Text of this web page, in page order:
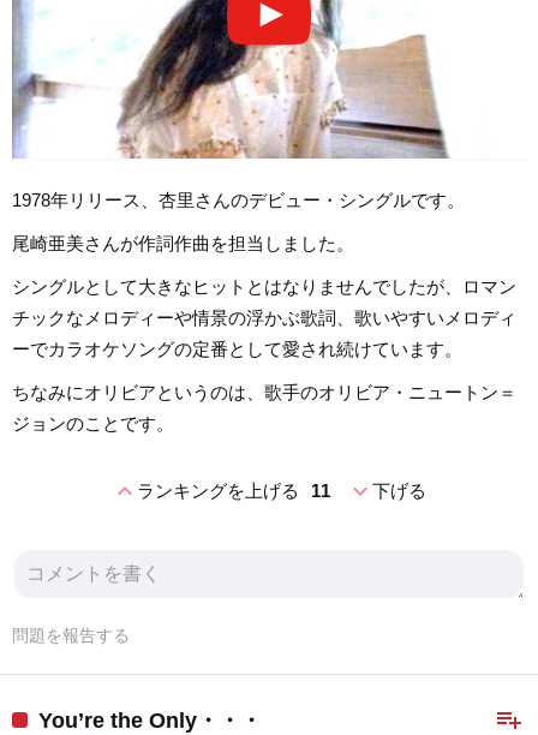
1978年リリース、杏里さんのデビュー・シングルです。
尾崎亜美さんが作詞作曲を担当しました。
シングルとして大きなヒットとはなりませんでしたが、ロマン
チックなメロディーや情景の浮かぶ歌詞、歌いやすいメロディ
ーでカラオケソングの定番として愛され続けています。
ちなみにオリビアというのは、歌手のオリビア・ニュートン＝
ジョンのことです。
expand_lessランキングを上げる 11 expand_more下げる
問題を報告する
playlist_add
You’re the Only・・・